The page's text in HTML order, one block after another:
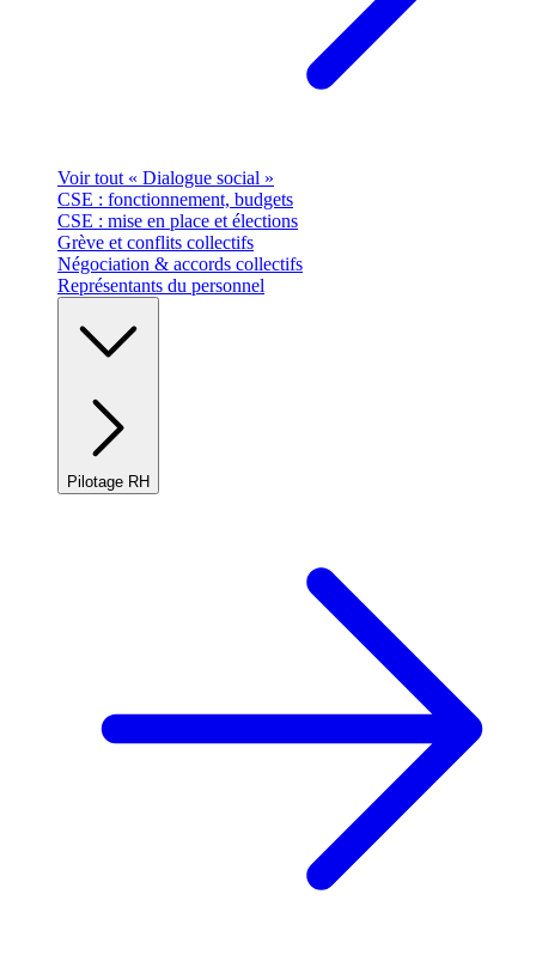
Voir tout « Dialogue social »
CSE : fonctionnement, budgets
CSE : mise en place et élections
Grève et conflits collectifs
Négociation & accords collectifs
Représentants du personnel
Pilotage RH